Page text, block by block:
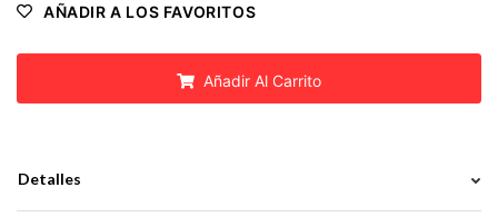
AÑADIR A LOS FAVORITOS
Añadir Al Carrito
Detalles